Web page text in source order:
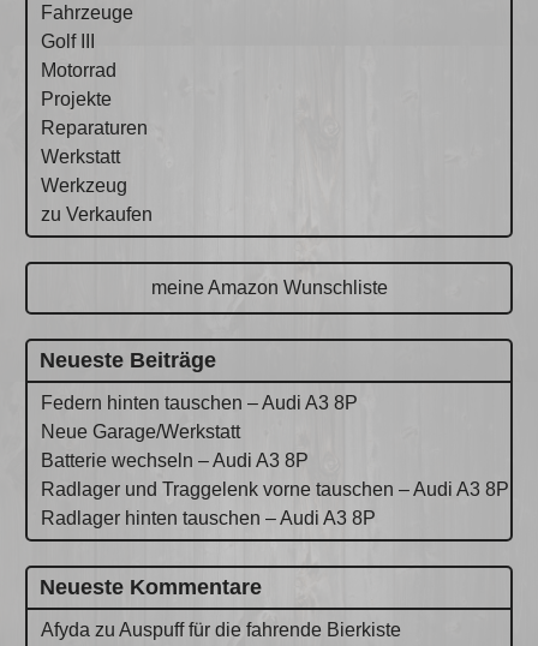
Fahrzeuge
Golf III
Motorrad
Projekte
Reparaturen
Werkstatt
Werkzeug
zu Verkaufen
meine Amazon Wunschliste
Neueste Beiträge
Federn hinten tauschen – Audi A3 8P
Neue Garage/Werkstatt
Batterie wechseln – Audi A3 8P
Radlager und Traggelenk vorne tauschen – Audi A3 8P
Radlager hinten tauschen – Audi A3 8P
Neueste Kommentare
Afyda zuAuspuff für die fahrende Bierkiste